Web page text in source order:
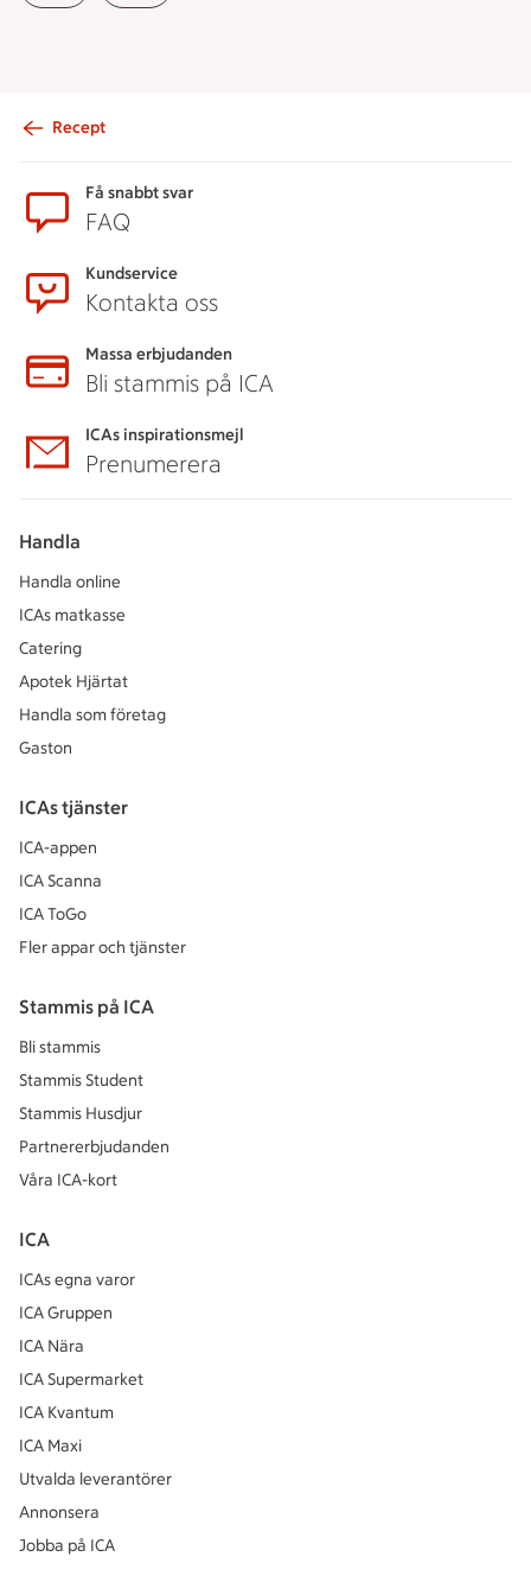
Recept
Få snabbt svar
FAQ
Kundservice
Kontakta oss
Massa erbjudanden
Bli stammis på ICA
ICAs inspirationsmejl
Prenumerera
Handla
Handla online
ICAs matkasse
Catering
Apotek Hjärtat
Handla som företag
Gaston
ICAs tjänster
ICA-appen
ICA Scanna
ICA ToGo
Fler appar och tjänster
Stammis på ICA
Bli stammis
Stammis Student
Stammis Husdjur
Partnererbjudanden
Våra ICA-kort
ICA
ICAs egna varor
ICA Gruppen
ICA Nära
ICA Supermarket
ICA Kvantum
ICA Maxi
Utvalda leverantörer
Annonsera
Jobba på ICA